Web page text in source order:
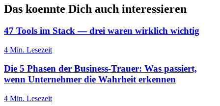
Das koennte Dich auch interessieren
47 Tools im Stack — drei waren wirklich wichtig
4 Min. Lesezeit
Die 5 Phasen der Business-Trauer: Was passiert,
wenn Unternehmer die Wahrheit erkennen
4 Min. Lesezeit